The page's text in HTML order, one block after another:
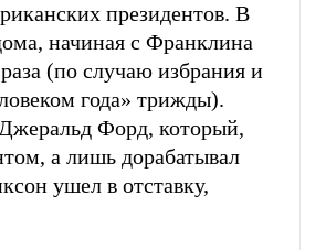
президентов. В
начиная с Франклина
(по случаю избрания и
года» трижды).
Форд, который,
а лишь дорабатывал
ушел в отставку,